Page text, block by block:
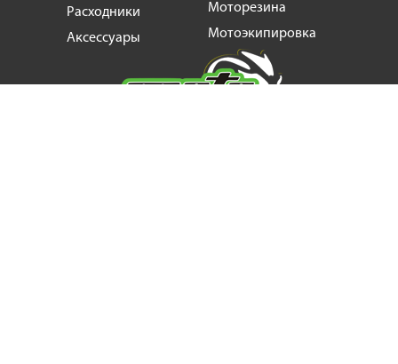
Расходники
Аксессуары
Моторезина
Мотоэкипировка